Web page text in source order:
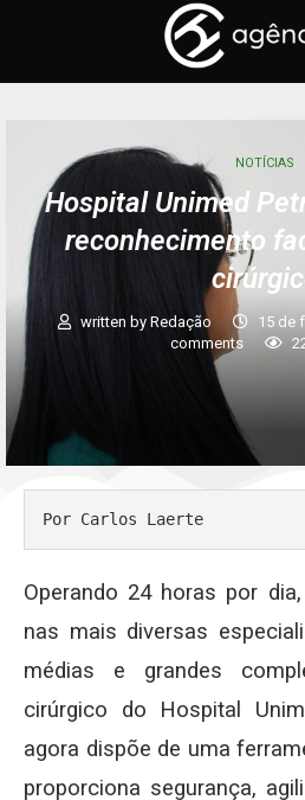
NOTÍCIAS
Hospital Unimed
reconhecimento
written by Redação 15 de
comments
Por Carlos Laerte
Operando 24 horas por
nas mais diversas
médias e grandes
cirúrgico do Hospital
agora dispõe de uma
proporciona segurança,